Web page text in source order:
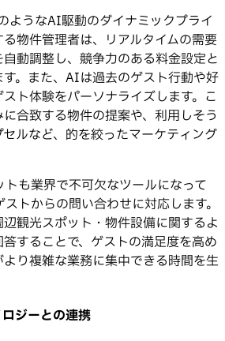
ようなAI駆動のダイナミックプライ
物件管理者は、リアルタイムの需要
動調整し、競争力のある料金設定と
。また、AIは過去のゲスト行動や好
ト体験をパーソナライズします。こ
合致する物件の提案や、利用しそう
ルなど、的を絞ったマーケティング
も業界で不可欠なツールになって
トからの問い合わせに対応します。
観光スポット・物件設備に関するよ
することで、ゲストの満足度を高め
り複雑な業務に集中できる時間を生
ジーとの連携